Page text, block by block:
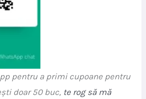
pentru a primi cupoane pentru
doar 50 buc, te rog să mă